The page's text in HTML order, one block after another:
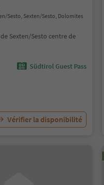
Sesto, Sexten/Sesto, Dolomites
Sexten/Sesto centre de
Südtirol Guest Pass
Vérifier la disponibilité